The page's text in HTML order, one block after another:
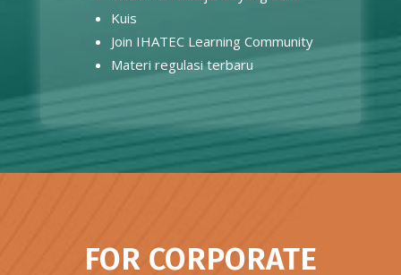
Join IHATEC Learning Community
Percepat transformasi bisnis halal anda dengan